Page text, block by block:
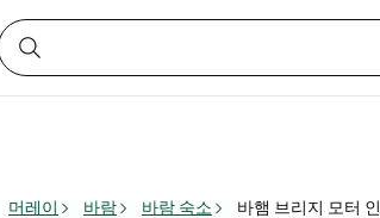
머레이 바람 바람 숙소 바햄 브리지 모터 인